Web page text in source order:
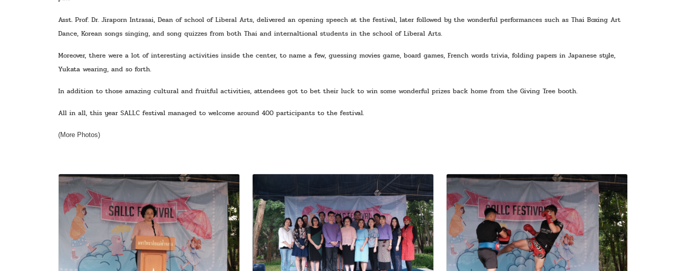
Asst. Prof. Dr. Jiraporn Intrasai, Dean of school of Liberal Arts, delivered an opening speech at the festival, later followed by the wonderful performances such as Thai Boxing Art
Dance, Korean songs singing, and song quizzes from both Thai and internaltional students in the school of Liberal Arts.
Moreover, there were a lot of interesting activities inside the center, to name a few, guessing movies game, board games, French words trivia, folding papers in Japanese style,
Yukata wearing, and so forth.
In addition to those amazing cultural and fruitful activities, attendees got to bet their luck to win some wonderful prizes back home from the Giving Tree booth.
All in all, this year SALLC festival managed to welcome around 400 participants to the festival.
(More Photos)